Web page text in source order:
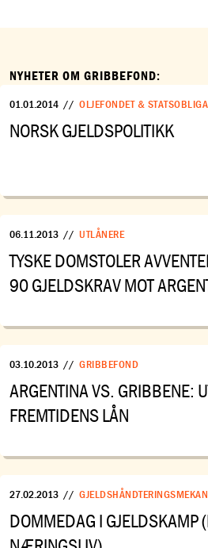
NYHETER OM GRIBBEFOND:
01.01.2014 // OLJEFONDET &
NORSK GJELDSPOLITIKK
06.11.2013 // UTLÅNERE
TYSKE DOMSTOLER
90 GJELDSKRAV MOT
03.10.2013 // GRIBBEFOND
ARGENTINA VS. GRIBBENE:
FREMTIDENS LÅN
27.02.2013 //
DOMMEDAG I GJELDSKAMP